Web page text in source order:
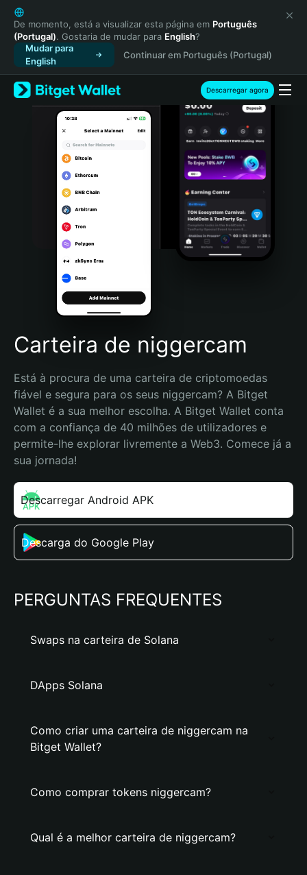
English
日本語
Tiếng Việt
Русский
Español (Latinoamérica)
Türkçe
Italiano
Português (Portugal)
Bahasa Indonesia
Português (Brasil)
Español (Argentina)
De momento, está a visualizar esta página em Português
(Portugal). Gostaria de mudar para English?
Mudar para
English
Continuar em Português (Portugal)
Descarregar agora
Carteira de niggercam
Está à procura de uma carteira de criptomoedas
fiável e segura para os seus niggercam? A Bitget
Wallet é a sua melhor escolha. A Bitget Wallet conta
com a confiança de 40 milhões de utilizadores e
permite-lhe explorar livremente a Web3. Comece já a
sua jornada!
Descarregar Android APK
Descarga do Google Play
PERGUNTAS FREQUENTES
Swaps na carteira de Solana
DApps Solana
Como criar uma carteira de niggercam na
Bitget Wallet?
Como comprar tokens niggercam?
Qual é a melhor carteira de niggercam?